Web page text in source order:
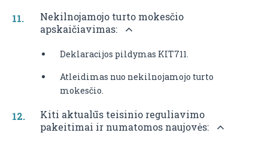
Nekilnojamojo turto mokesčio
apskaičiavimas:
Deklaracijos pildymas KIT711.
Atleidimas nuo nekilnojamojo turto
mokesčio.
Kiti aktualūs teisinio reguliavimo
pakeitimai ir numatomos naujovės: